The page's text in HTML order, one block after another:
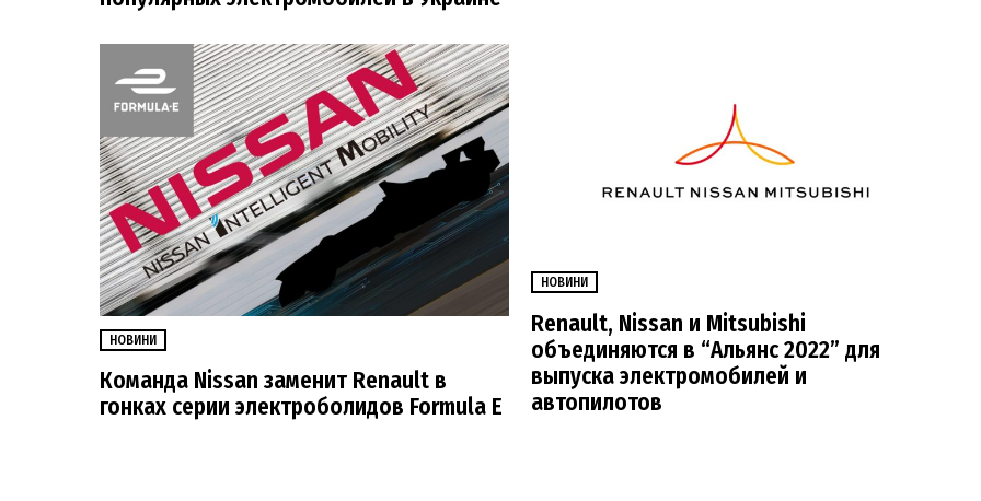
НОВИНИ
Команда Nissan заменит Renault в
гонках серии электроболидов Formula E
НОВИНИ
Renault, Nissan и Mitsubishi
объединяются в “Альянс 2022” для
выпуска электромобилей и
автопилотов